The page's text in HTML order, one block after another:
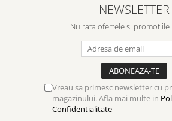
NEWSLETTER
Nu rata ofertele si
Vreau sa primesc newsletter cu
magazinului. Afla mai multe in
Confidentialitate